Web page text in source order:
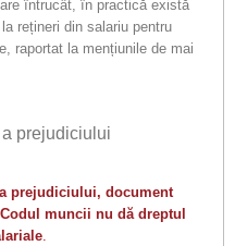
întrucât, în practică există
rețineri din salariu pentru
raportat la mențiunile de mai
prejudiciului
prejudiciului, document
muncii nu dă dreptul
.